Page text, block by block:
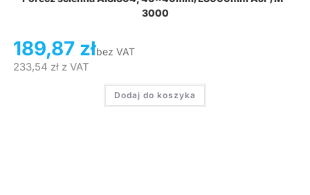
3000
189,87 złbez VAT
233,54 złz VAT
Dodaj do koszyka